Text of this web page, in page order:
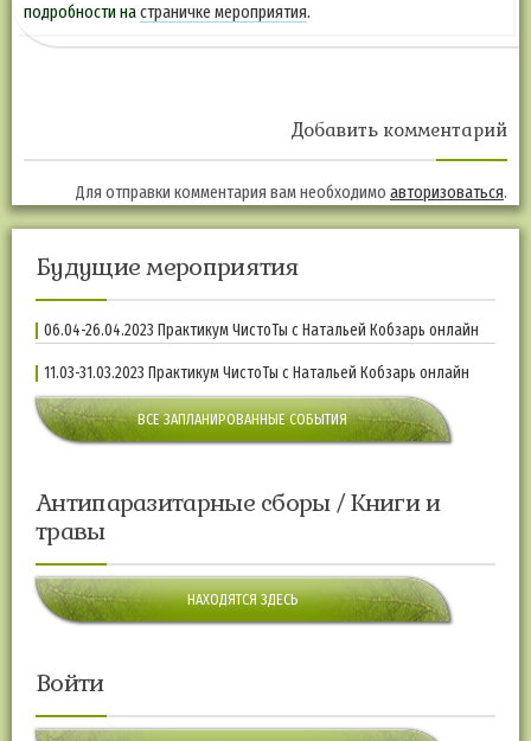
подробности настраничке мероприятия.
Добавить комментарий
Для отправки комментария вам необходимо авторизоваться.
Будущие мероприятия
06.04-26.04.2023 Практикум ЧистоТы с Натальей Кобзарь онлайн
11.03-31.03.2023 Практикум ЧистоТы с Натальей Кобзарь онлайн
ВСЕ ЗАПЛАНИРОВАННЫЕ СОБЫТИЯ
Антипаразитарные сборы / Книги и
травы
НАХОДЯТСЯ ЗДЕСЬ
Войти